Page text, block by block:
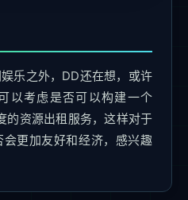
乐之外，DD还在想，或许
以考虑是否可以构建一个
的资源出租服务，这样对于
更加友好和经济，感兴趣